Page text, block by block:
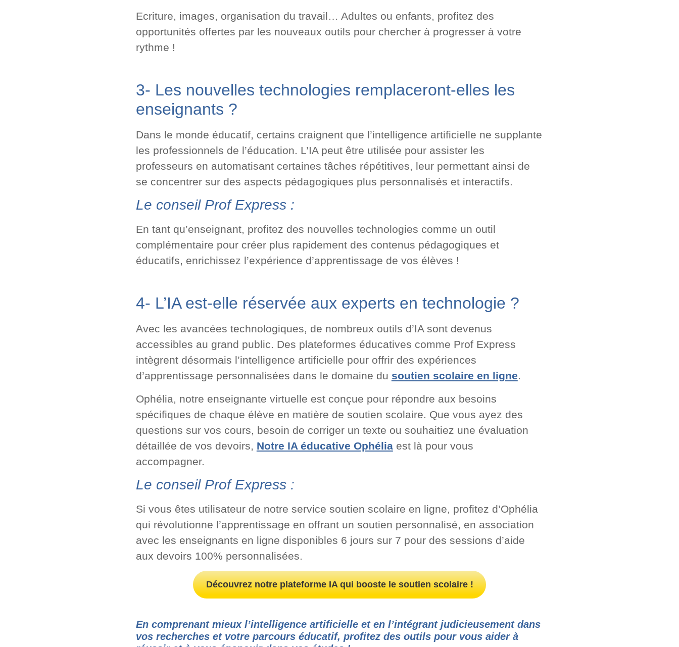
Ecriture, images, organisation du travail… Adultes ou enfants, profitez des
opportunités offertes par les nouveaux outils pour chercher à progresser à votre
rythme !
3- Les nouvelles technologies remplaceront-elles les
enseignants ?
Dans le monde éducatif, certains craignent que l’intelligence artificielle ne supplante
les professionnels de l’éducation. L’IA peut être utilisée pour assister les
professeurs en automatisant certaines tâches répétitives, leur permettant ainsi de
se concentrer sur des aspects pédagogiques plus personnalisés et interactifs.
Le conseil Prof Express :
En tant qu’enseignant, profitez des nouvelles technologies comme un outil
complémentaire pour créer plus rapidement des contenus pédagogiques et
éducatifs, enrichissez l’expérience d’apprentissage de vos élèves !
4- L’IA est-elle réservée aux experts en technologie ?
Avec les avancées technologiques, de nombreux outils d’IA sont devenus
accessibles au grand public. Des plateformes éducatives comme Prof Express
intègrent désormais l’intelligence artificielle pour offrir des expériences
d’apprentissage personnalisées dans le domaine du soutien scolaire en ligne.
Ophélia, notre enseignante virtuelle est conçue pour répondre aux besoins
spécifiques de chaque élève en matière de soutien scolaire. Que vous ayez des
questions sur vos cours, besoin de corriger un texte ou souhaitiez une évaluation
détaillée de vos devoirs, Notre IA éducative Ophélia est là pour vous
accompagner.
Le conseil Prof Express :
Si vous êtes utilisateur de notre service soutien scolaire en ligne, profitez d’Ophélia
qui révolutionne l’apprentissage en offrant un soutien personnalisé, en association
avec les enseignants en ligne disponibles 6 jours sur 7 pour des sessions d’aide
aux devoirs 100% personnalisées.
Découvrez notre plateforme IA qui booste le soutien scolaire !
En comprenant mieux l’intelligence artificielle et en l’intégrant judicieusement dans
vos recherches et votre parcours éducatif, profitez des outils pour vous aider à